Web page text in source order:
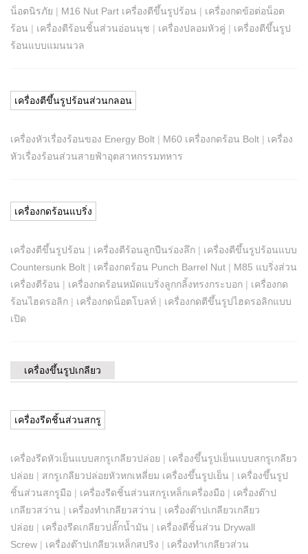
น็อตนิรภัย | M16 Nut Part เครื่องตีขึ้นรูปร้อน | เครื่องกดข้อต่อน็อต
ร้อน | เครื่องตีร้อนชิ้นส่วนอ่อนนุช | เครื่องปลอมหัวคู่ | เครื่องตีขึ้นรูป
ร้อนแบบแมนนวล
เครื่องตีขึ้นรูปร้อนส่วนกลอน
เครื่องหัวเรื่องร้อนของ Energy Bolt | M60 เครื่องกดร้อน Bolt | เครื่อง
หัวเรื่องร้อนส่วนสายฟ้าอุตสาหกรรมทหาร
เครื่องกดร้อนแบริ่ง
เครื่องตีขึ้นรูปร้อน | เครื่องตีร้อนลูกปืนร่องลึก | เครื่องตีขึ้นรูปร้อนแบบ
Countersunk Bolt | เครื่องกดร้อน Punch Barrel Nut | M85 แบริ่งส่วน
เครื่องตีร้อน | เครื่องกดร้อนหมัดแบริ่งลูกกลิ้งทรงกระบอก | เครื่องกด
ร้อนไฮดรอลิก | เครื่องกดน็อตโบลท์ | เครื่องกดตีขึ้นรูปไฮดรอลิกแบบ
เปิด
เครื่องขึ้นรูปเกลียว
เครื่องรีดชิ้นส่วนสกรู
เครื่องรีดหัวเย็นแบบสกรูเกลียวปล่อย | เครื่องขึ้นรูปเย็นแบบสกรูเกลียว
ปล่อย | สกรูเกลียวปล่อยหัวหกเหลี่ยม เครื่องขึ้นรูปเย็น | เครื่องขึ้นรูป
ชิ้นส่วนสกรูมือ | เครื่องรีดชิ้นส่วนสกรูเหล็กเครื่องมือ | เครื่องต๊าป
เกลียวสว่าน | เครื่องทำเกลียวสว่าน | เครื่องต๊าปเกลียวเกลียว
ปล่อย | เครื่องรีดเกลียวปลั๊กน้ำมัน | เครื่องตีชิ้นส่วน Drywall
Screw | เครื่องต๊าปเกลียวเหล็กสปริง | เครื่องทำเกลียวส่วน